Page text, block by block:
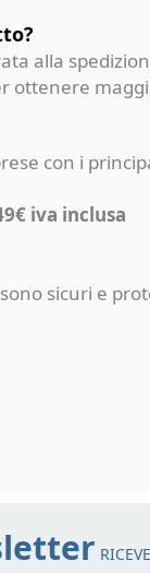
alla
ottenere
con i
iva inclusa
sicuri e